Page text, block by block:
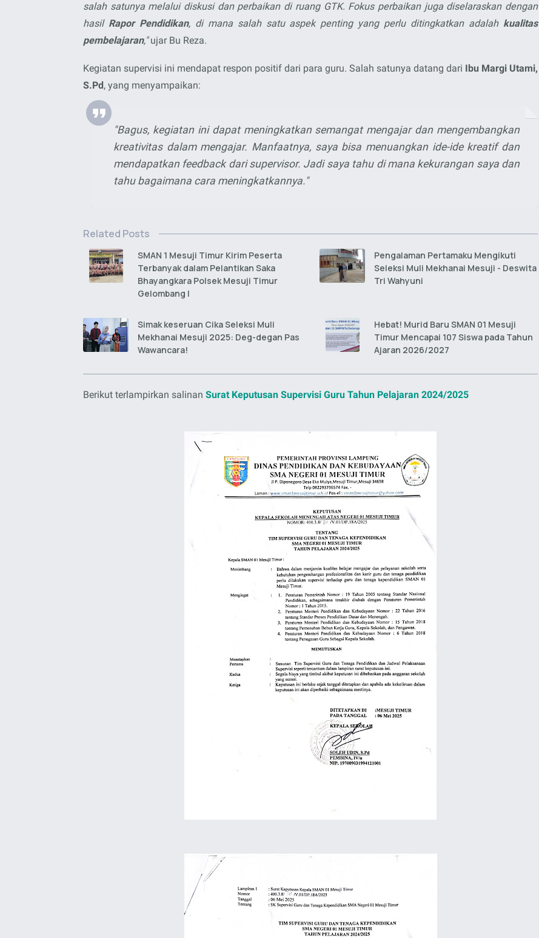
salah satunya melalui diskusi dan perbaikan di ruang GTK. Fokus perbaikan juga diselaraskan dengan
hasil Rapor Pendidikan, di mana salah satu aspek penting yang perlu ditingkatkan adalah kualitas
pembelajaran,"ujar Bu Reza.
Kegiatan supervisi ini mendapat respon positif dari para guru. Salah satunya datang dari Ibu Margi Utami,
S.Pd, yang menyampaikan:
"Bagus, kegiatan ini dapat meningkatkan semangat mengajar dan mengembangkan
kreativitas dalam mengajar. Manfaatnya, saya bisa menuangkan ide-ide kreatif dan
mendapatkan feedback dari supervisor. Jadi saya tahu di mana kekurangan saya dan
tahu bagaimana cara meningkatkannya."
Related Posts
SMAN 1 Mesuji Timur Kirim Peserta
Terbanyak dalam Pelantikan Saka
Bhayangkara Polsek Mesuji Timur
Gelombang I
Pengalaman Pertamaku Mengikuti
Seleksi Muli Mekhanai Mesuji - Deswita
Tri Wahyuni
Simak keseruan Cika Seleksi Muli
Mekhanai Mesuji 2025: Deg-degan Pas
Wawancara!
Hebat! Murid Baru SMAN 01 Mesuji
Timur Mencapai 107 Siswa pada Tahun
Ajaran 2026/2027
Berikut terlampirkan salinan Surat Keputusan Supervisi Guru Tahun Pelajaran 2024/2025